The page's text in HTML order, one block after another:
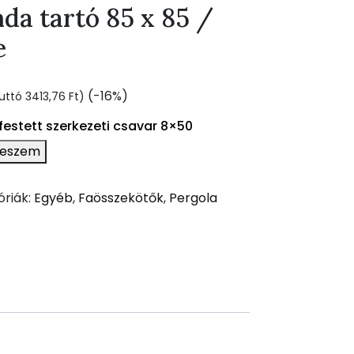
tartó 85 x 85 /
Ft.
3413,76 Ft) (-16%)
szerkezeti csavar 8×50
Egyéb, Faösszekötők, Pergola